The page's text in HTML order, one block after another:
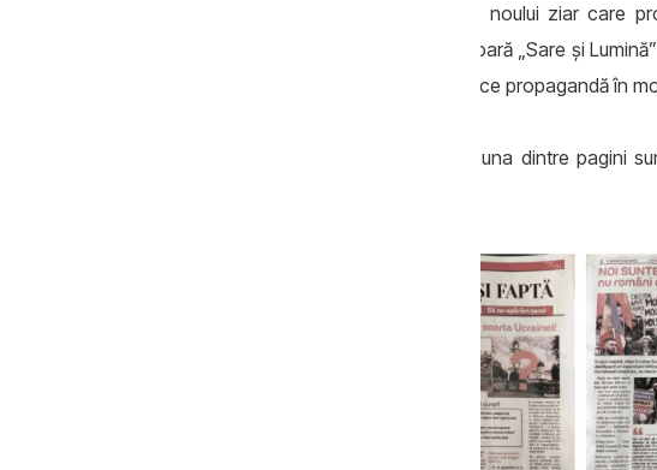
Jurnaliștii Nordinfo au intrat în posesia noului ziar care
propagandistice. Dacă versiunea anterioară „Sare și
sau doar în unele articole, noua ediție face propagandă în
Ziarul conține articole anti PAS, iar pe una dintre pagini